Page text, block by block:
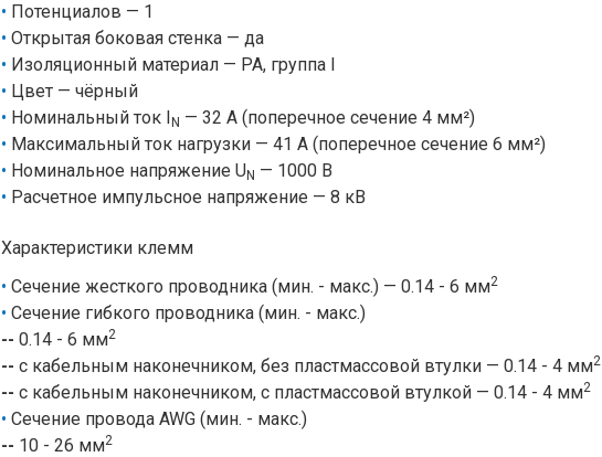
Потенциалов — 1
Открытая боковая стенка — да
Изоляционный материал — PA, группа I
Цвет — чёрный
Номинальный ток I N — 32 А (поперечное сечение 4 мм²)
Максимальный ток нагрузки — 41 А (поперечное сечение 6 мм²)
Номинальное напряжение UN — 1000 В
Расчетное импульсное напряжение — 8 кВ
Характеристики клемм
Сечение жесткого проводника (мин. - макс.) — 0.14 - 6 мм2
Сечение гибкого проводника (мин. - макс.)
-- 0.14 - 6 мм2
-- с кабельным наконечником, без пластмассовой втулки — 0.14 - 4 мм2
-- с кабельным наконечником, с пластмассовой втулкой — 0.14 - 4 мм2
Сечение провода AWG (мин. - макс.)
-- 10 - 26 мм2